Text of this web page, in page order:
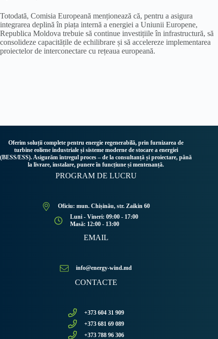
Totodată, Comisia Europeană menționează că, pentru a asigura
integrarea deplină în piața internă a energiei a Uniunii Europene,
Republica Moldova trebuie să continue investițiile în infrastructură, să
consolideze capacitățile de echilibrare și să accelereze implementarea
proiectelor de interconectare cu rețeaua europeană.
Oferim soluții complete pentru energie regenerabilă, prin furnizarea de
turbine eoliene industriale și sisteme moderne de stocare a energiei
(BESS/ESS). Asigurăm întregul proces – de la consultanță și proiectare, până
la livrare, instalare, punere în funcțiune și mentenanță.
PROGRAM DE LUCRU
Oficiu: mun. Chișinău, str. Zaikin 60
Luni - Vineri: 09:00 - 17:00
Masă: 12:00 - 13:00
EMAIL
info@energy-wind.md
CONTACTE
+373 604 31 909
+373 681 69 089
+373 788 96 306